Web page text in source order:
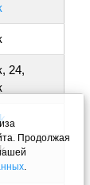
24,
Продолжая
.